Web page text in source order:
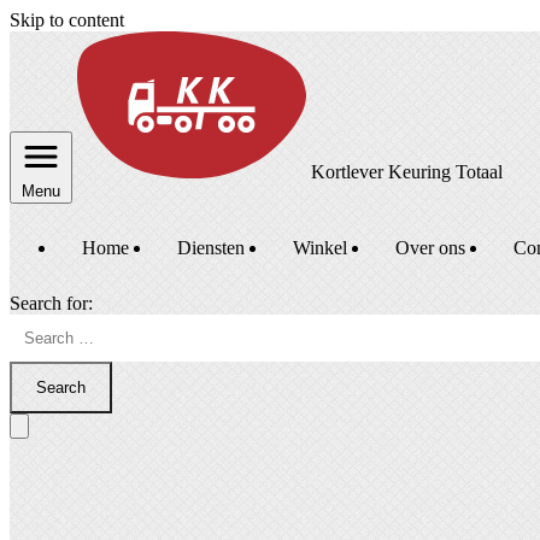
Skip to content
Menu
Kortlever Keuring Totaal
Home Diensten Winkel Over ons
Search for:
Search